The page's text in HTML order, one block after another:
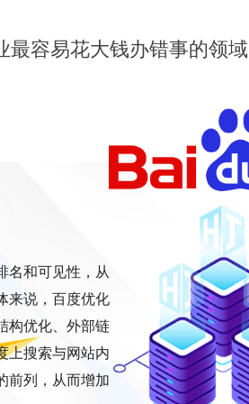
最容易花大钱办错事的领域
名和可见性，从
来说，百度优化
构优化、外部链
上搜索与网站内
前列，从而增加